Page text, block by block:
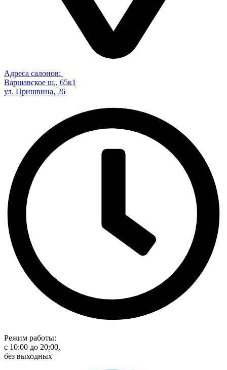
Адреса салонов:
Варшавское ш., 65к1
ул. Пришвина, 26
Режим работы:
с 10:00 до 20:00,
без выходных